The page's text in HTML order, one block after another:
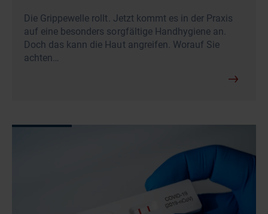
Die Grippewelle rollt. Jetzt kommt es in der Praxis
auf eine besonders sorgfältige Handhygiene an.
Doch das kann die Haut angreifen. Worauf Sie
achten…